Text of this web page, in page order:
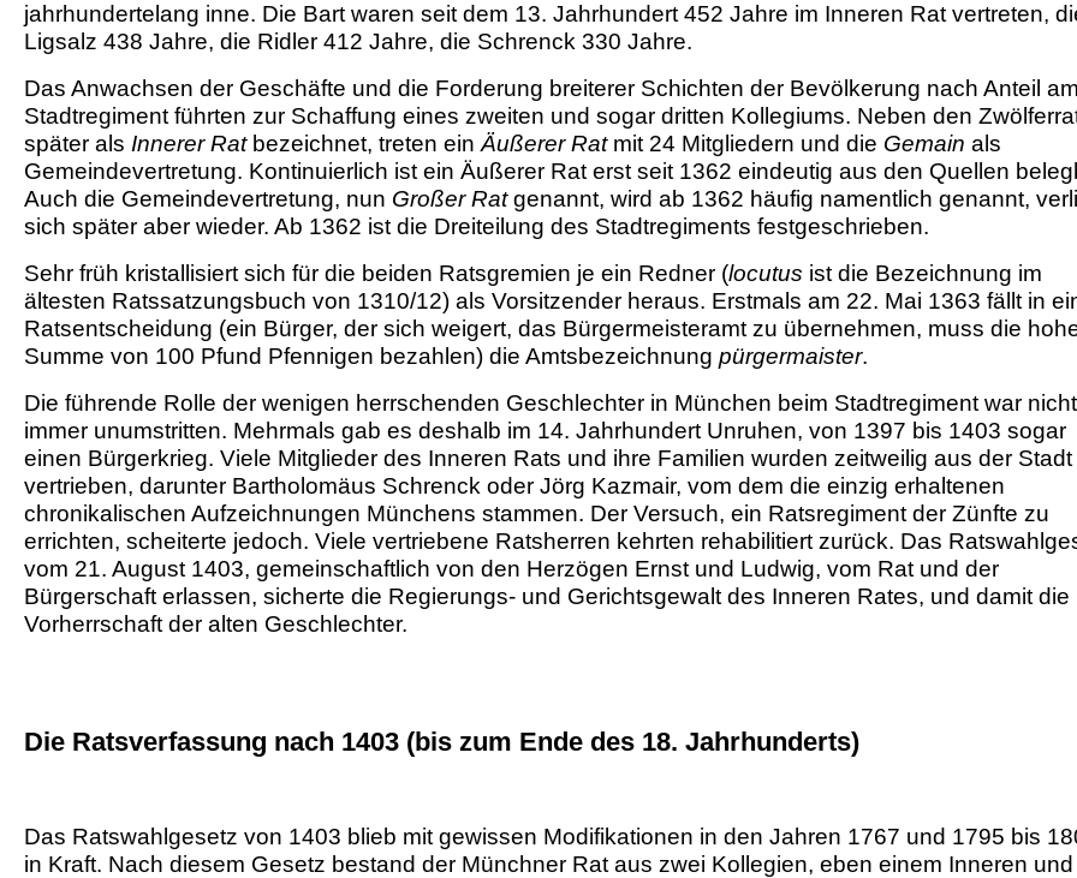
jahrhundertelang inne. Die Bart waren seit dem 13. Jahrhundert 452 Jahre im Inneren Rat vertreten,
Ligsalz 438 Jahre, die Ridler 412 Jahre, die Schrenck 330 Jahre.
Das Anwachsen der Geschäfte und die Forderung breiterer Schichten der Bevölkerung nach Anteil am
Stadtregiment führten zur Schaffung eines zweiten und sogar dritten Kollegiums. Neben den
später als Innerer Rat bezeichnet, treten ein Äußerer Ratmit 24 Mitgliedern und die Gemain als
Gemeindevertretung. Kontinuierlich ist ein Äußerer Rat erst seit 1362 eindeutig aus den Quellen
Auch die Gemeindevertretung, nun Großer Ratgenannt, wird ab 1362 häufig namentlich genannt,
sich später aber wieder. Ab 1362 ist die Dreiteilung des Stadtregiments festgeschrieben.
Sehr früh kristallisiert sich für die beiden Ratsgremien je ein Redner (locutus ist die Bezeichnung im
ältesten Ratssatzungsbuch von 1310/12) als Vorsitzender heraus. Erstmals am 22. Mai 1363 fällt in
Ratsentscheidung (ein Bürger, der sich weigert, das Bürgermeisteramt zu übernehmen, muss die
Summe von 100 Pfund Pfennigen bezahlen) die Amtsbezeichnung pürgermaister.
Die führende Rolle der wenigen herrschenden Geschlechter in München beim Stadtregiment war nicht
immer unumstritten. Mehrmals gab es deshalb im 14. Jahrhundert Unruhen, von 1397 bis 1403 sogar
einen Bürgerkrieg. Viele Mitglieder des Inneren Rats und ihre Familien wurden zeitweilig aus der Stadt
vertrieben, darunter Bartholomäus Schrenck oder Jörg Kazmair, vom dem die einzig erhaltenen
chronikalischen Aufzeichnungen Münchens stammen. Der Versuch, ein Ratsregiment der Zünfte zu
errichten, scheiterte jedoch. Viele vertriebene Ratsherren kehrten rehabilitiert zurück. Das
vom 21. August 1403, gemeinschaftlich von den Herzögen Ernst und Ludwig, vom Rat und der
Bürgerschaft erlassen, sicherte die Regierungs- und Gerichtsgewalt des Inneren Rates, und damit die
Vorherrschaft der alten Geschlechter.
Die Ratsverfassung nach 1403 (bis zum Ende des 18. Jahrhunderts)
Das Ratswahlgesetz von 1403 blieb mit gewissen Modifikationen in den Jahren 1767 und 1795 bis
in Kraft. Nach diesem Gesetz bestand der Münchner Rat aus zwei Kollegien, eben einem Inneren und